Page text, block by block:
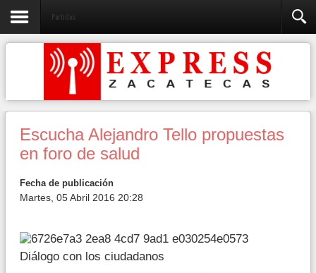
Partidos
Escucha Alejandro Tello propuestas
en foro de salud
Fecha de publicación
Martes, 05 Abril 2016 20:28
Diálogo con los ciudadanos